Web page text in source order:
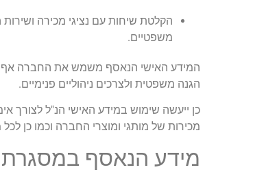
הקלטת שיחות עם נציגי מכירה
משפטיים.
המידע האישי הנאסף משמש את החברה אף
הגנה משפטית ולצרכים ניהוליים פנימיים.
מכירות של מותגי ומוצרי החברה וכמו כן
מידע הנאסף במסגרת